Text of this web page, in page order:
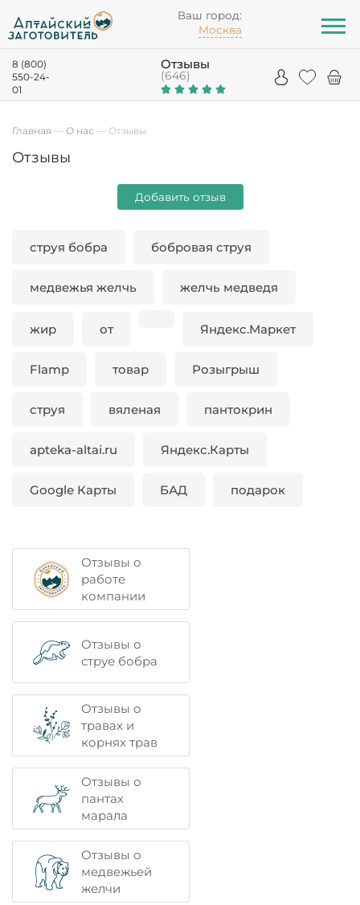
Ваш город:
Москва
8 (800)
550-24-
01
Отзывы
(646)
Главная — О нас — Отзывы
Отзывы
Добавить отзыв
струя бобра бобровая струя
медвежья желчь желчь медведя
жир от Яндекс.Маркет
Flamp товар Розыгрыш
струя вяленая пантокрин
apteka-altai.ru Яндекс.Карты
Google Карты БАД подарок
Отзывы о
работе
компании
Отзывы о
струе бобра
Отзывы о
травах и
корнях трав
Отзывы о
пантах
марала
Отзывы о
медвежьей
желчи